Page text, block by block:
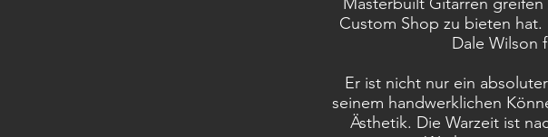
Custom Shop zu bieten
Dale Wilson
Er ist nicht nur ein
seinem handwerklichen
Ästhetik. Die Warzeit ist